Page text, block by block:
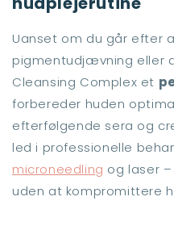
Uanset om du går efter
pigmentudjævning eller
Cleansing Complex et
forbereder huden
efterfølgende sera og
led i professionelle
microneedling og laser
uden at kompromittere